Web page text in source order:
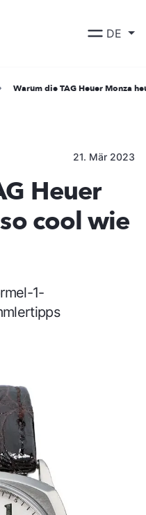
DE
Warum die TAG Heuer Monza
21. Mär 2023
Heuer
cool wie
1-